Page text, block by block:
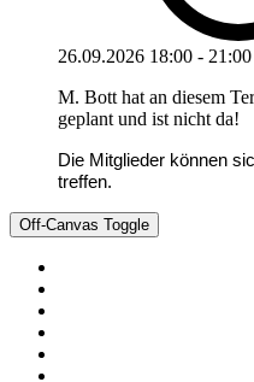
26.09.2026 18:00 - 21:00
M. Bott hat an diesem
geplant und ist nicht da!
Die Mitglieder können
treffen.
Off-Canvas Toggle